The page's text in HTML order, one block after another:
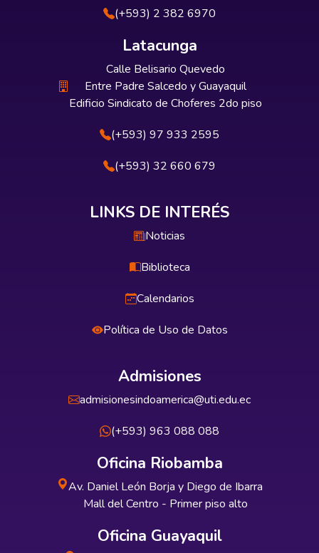
(+593) 2 382 6970
Latacunga
Calle Belisario Quevedo
Entre Padre Salcedo y Guayaquil
Edificio Sindicato de Choferes 2do piso
(+593) 97 933 2595
(+593) 32 660 679
LINKS DE INTERÉS
Noticias
Biblioteca
Calendarios
Política de Uso de Datos
Admisiones
admisionesindoamerica@uti.edu.ec
(+593) 963 088 088
Oficina Riobamba
Av. Daniel León Borja y Diego de Ibarra
Mall del Centro - Primer piso alto
Oficina Guayaquil